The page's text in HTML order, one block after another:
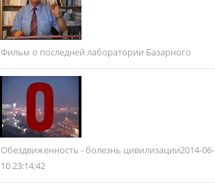
Фильм о последней лаборатории Базарного
Обездвиженность - болезнь цивилизации2014-06-
10 23:14:42